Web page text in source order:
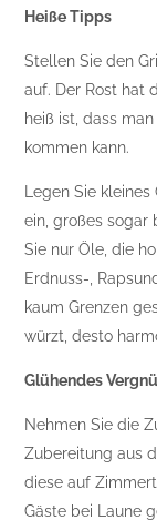
Heiße Tipps
Stellen Sie den
auf. Der Rost hat
heiß ist, dass
kommen kann.
Legen Sie
ein, großes sogar
Sie nur Öle, die
Erdnuss-,
kaum Grenzen
würzt, desto
Glühendes
Nehmen Sie die
Zubereitung aus
diese auf
Gäste bei Laune